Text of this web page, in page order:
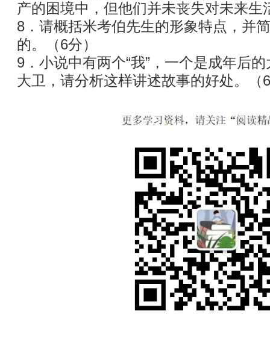
产的困境中，但他们并未丧失对未来生
8．请概括米考伯先生的形象特点，并
的。（6分）
9．小说中有两个“我”，一个是成年后
大卫，请分析这样讲述故事的好处。（